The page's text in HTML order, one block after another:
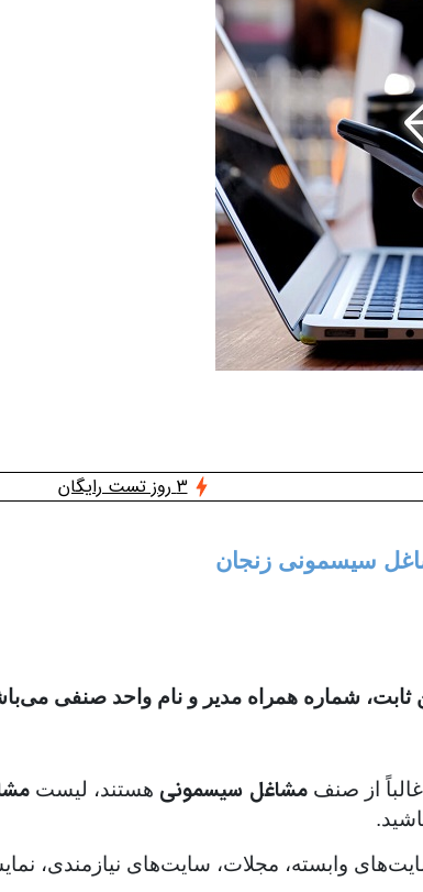
3 روز تست رایگان
سیسمونی زنجان
شماره همراه مدیر و نام واحد صنفی
از صنف مشاغل سیسمونی هستند، لیست
وابسته، مجلات، سایت‌های نیازمندی،